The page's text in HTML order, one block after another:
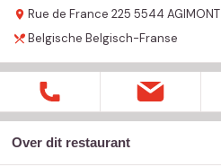
Rue de France 225 5544 AGIMONT
Belgische Belgisch-Franse
Over dit restaurant